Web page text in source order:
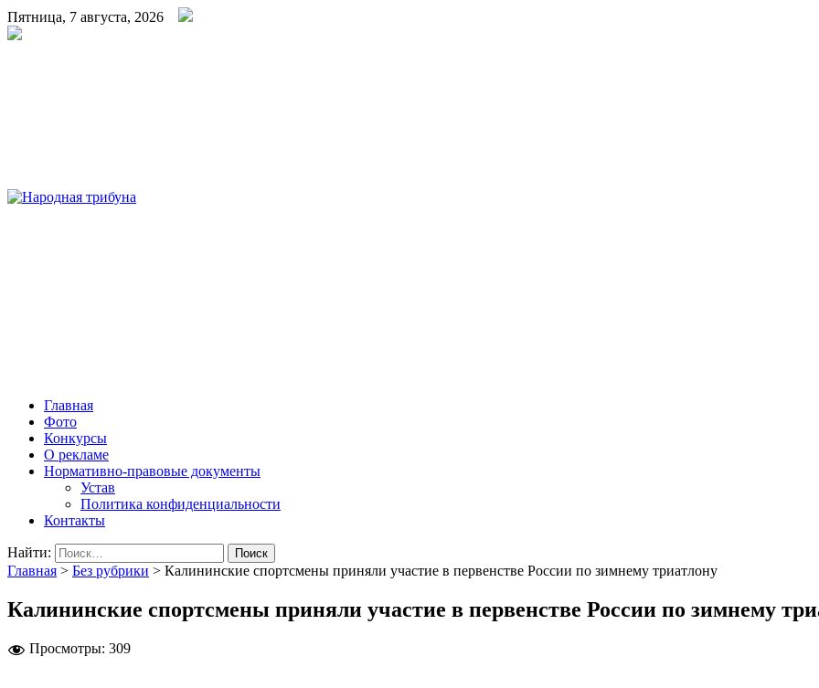
Пятница, 7 августа, 2026
Главная
Фото
Конкурсы
О рекламе
Нормативно-правовые документы
Устав
Политика конфиденциальности
Контакты
Найти:
Главная > Без рубрики > Калининские спортсмены приняли участие в первенстве России по зимнему триатлону
Калининские спортсмены приняли участие в первенстве России по зимнему
Просмотры: 309